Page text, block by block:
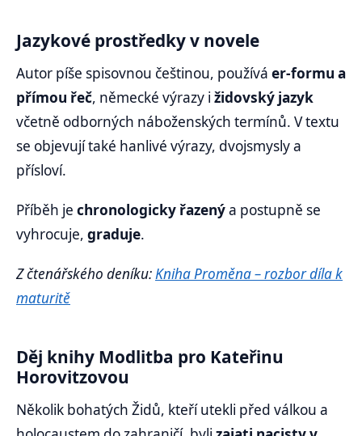
Jazykové prostředky v novele
Autor píše spisovnou češtinou, používá er-formu a
přímou řeč, německé výrazy i židovský jazyk
včetně odborných náboženských termínů. V textu
se objevují také hanlivé výrazy, dvojsmysly a
přísloví.
Příběh je chronologicky řazenýa postupně se
vyhrocuje, graduje.
Z čtenářského deníku:Kniha Proměna – rozbor díla k
maturitě
Děj knihy Modlitba pro Kateřinu
Horovitzovou
Několik bohatých Židů, kteří utekli před válkou a